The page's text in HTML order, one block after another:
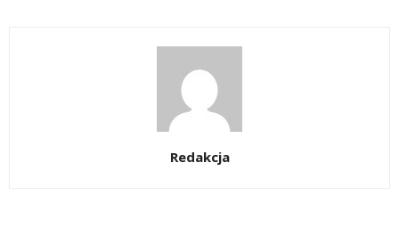
Redakcja